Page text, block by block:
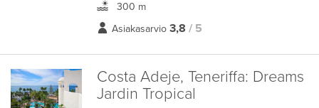
300 m
Asiakasarvio 3,8 / 5
Costa Adeje, Teneriffa: Dreams
Jardin Tropical